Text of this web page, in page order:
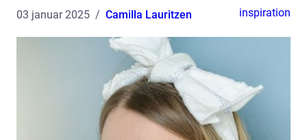
03 januar 2025 Camilla Lauritzen inspiration